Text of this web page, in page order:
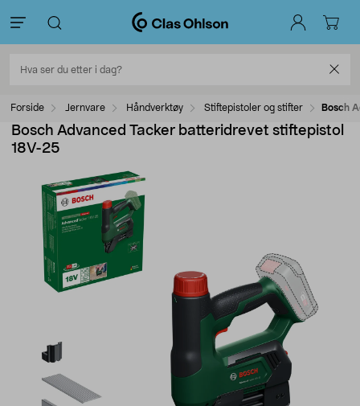
Forside Jernvare Håndverktøy Stiftepistoler og stifter Bosch
Bosch Advanced Tacker batteridrevet stiftepistol
18V-25